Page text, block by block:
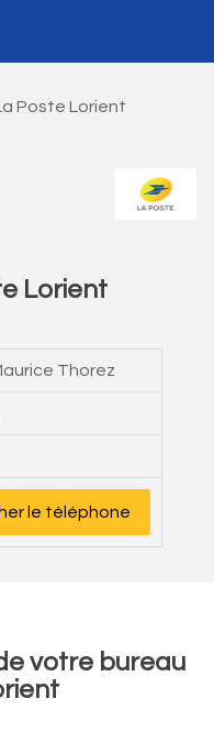
Poste Lorient
Lorient
Thorez
le téléphone
votre bureau